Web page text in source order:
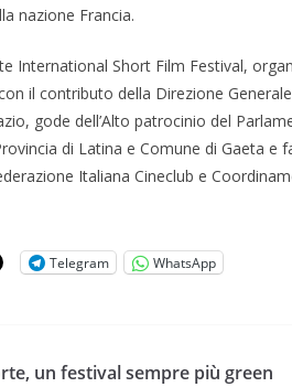
nazione Francia.
International Short Film Festival,
il contributo della Direzione
gode dell’Alto patrocinio del
di Latina e Comune di Gaeta e
Italiana Cineclub e
Telegram
WhatsApp
un festival sempre più green